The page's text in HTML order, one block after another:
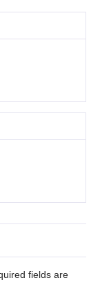
fields are